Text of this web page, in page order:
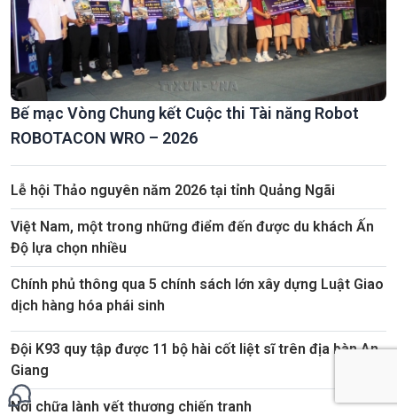
Bế mạc Vòng Chung kết Cuộc thi Tài năng Robot
ROBOTACON WRO – 2026
Lễ hội Thảo nguyên năm 2026 tại tỉnh Quảng Ngãi
Việt Nam, một trong những điểm đến được du khách Ấn
Độ lựa chọn nhiều
Chính phủ thông qua 5 chính sách lớn xây dựng Luật Giao
dịch hàng hóa phái sinh
Đội K93 quy tập được 11 bộ hài cốt liệt sĩ trên địa bàn An
Giang
Nơi chữa lành vết thương chiến tranh